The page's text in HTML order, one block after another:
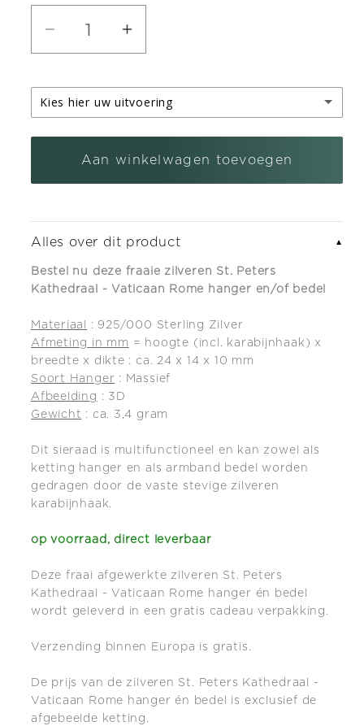
Aantal
voor
Zilveren
St.
Peters
Kathedraal
Vaticaan
Rome
hanger
en/of
bedel
Aantal
voor
Zilveren
St.
Peters
Kathedraal
Vaticaan
Rome
hanger
en/of
bedel
Kies hier uw uitvoering
zilveren kettinghanger
Aan winkelwagen toevoegen
Alles over dit product ▼
Bestel nu deze fraaie zilveren St. Peters
Kathedraal - Vaticaan Rome hanger en/of bedel
Materiaal
: 925/000 Sterling Zilver
Afmeting in mm = hoogte (incl. karabijnhaak) x
breedte x dikte : ca. 24 x 14 x 10 mm
Soort Hanger : Massief
Afbeelding : 3D
Gewicht : ca. 3,4 gram
Dit sieraad is multifunctioneel en kan zowel als
ketting hanger en als armband bedel worden
gedragen door de vaste stevige zilveren
karabijnhaak.
op voorraad, direct leverbaar
Deze fraai afgewerkte zilveren St. Peters
Kathedraal - Vaticaan Rome hanger én bedel
wordt geleverd in een gratis cadeau verpakking.
Verzending binnen Europa is gratis.
De prijs van de zilveren St. Peters Kathedraal -
Vaticaan Rome hanger én bedel is exclusief de
afgebeelde ketting.